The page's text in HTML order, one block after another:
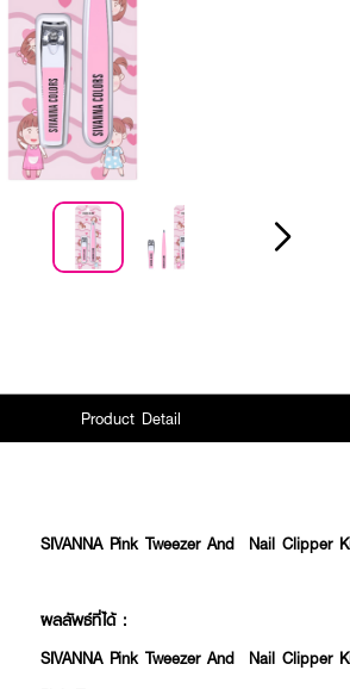
Product Detail
SIVANNA Pink Tweezer And Nail Clipper
ผลลัพธ์ที่ได้ :
SIVANNA Pink Tweezer And Nail Clipper